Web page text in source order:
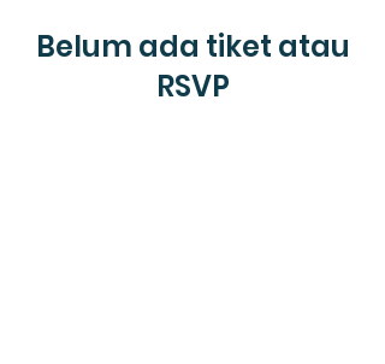
Belum ada tiket atau
RSVP